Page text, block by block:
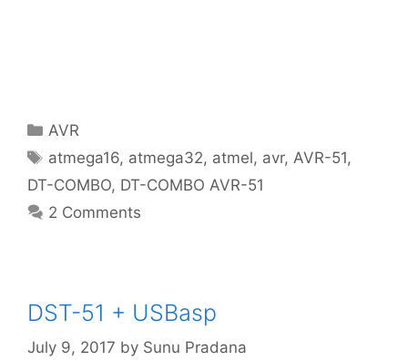
Categories
AVR
Tags
atmega16, atmega32, atmel, avr, AVR-51,
DT-COMBO, DT-COMBO AVR-51
2 Comments
DST-51 + USBasp
July 9, 2017 by Sunu Pradana